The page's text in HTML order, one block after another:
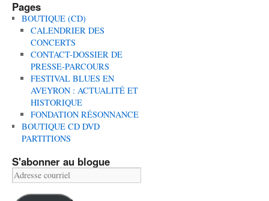
Pages
BOUTIQUE (CD)
CALENDRIER DES
CONCERTS
CONTACT-DOSSIER DE
PRESSE-PARCOURS
FESTIVAL BLUES EN
AVEYRON : ACTUALITÉ ET
HISTORIQUE
FONDATION RÉSONNANCE
BOUTIQUE CD DVD
PARTITIONS
S'abonner au blogue
Adresse
courriel